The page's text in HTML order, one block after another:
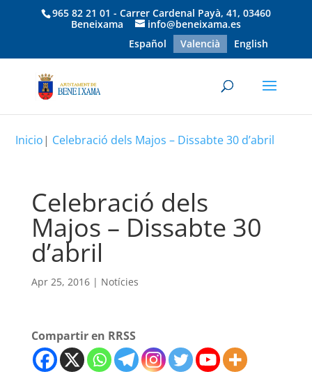
965 82 21 01 - Carrer Cardenal Payà, 41, 03460
Beneixama
info@beneixama.es
Español
Valencià English
Inicio| Celebració dels Majos – Dissabte 30 d’abril
Celebració dels
Majos – Dissabte 30
d’abril
Apr 25, 2016| Notícies
Compartir en RRSS